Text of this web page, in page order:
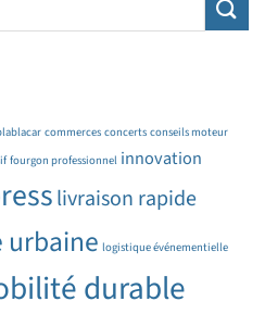
commerces concerts conseils moteur
fourgon professionnel innovation
livraison rapide
urbaine logistique événementielle
durable